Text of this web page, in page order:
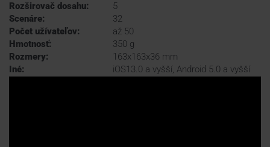
Rozširovač dosahu:
5
Scenáre:
32
Počet užívateľov:
až 50
Hmotnosť:
350 g
Rozmery:
163x163x36 mm
Iné:
iOS13.0 a vyšší, Android 5.0 a vyšší